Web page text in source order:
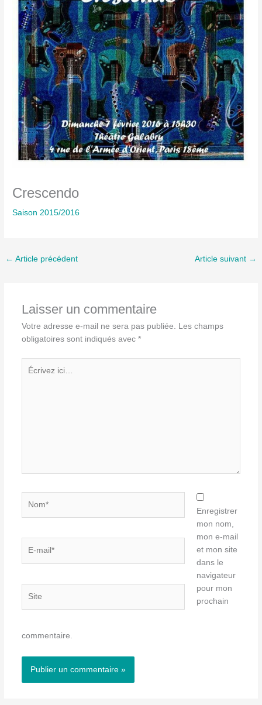
Crescendo
Saison 2015/2016
← Article précédent Article suivant →
Laisser un commentaire
Votre adresse e-mail ne sera pas publiée. Les champs
obligatoires sont indiqués avec *
ici…
Enregistrer
mon nom,
mon e-mail
et mon site
dans le
navigateur
pour mon
prochain
commentaire.